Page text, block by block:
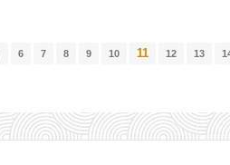
6 7 8 9 10 11 12 13